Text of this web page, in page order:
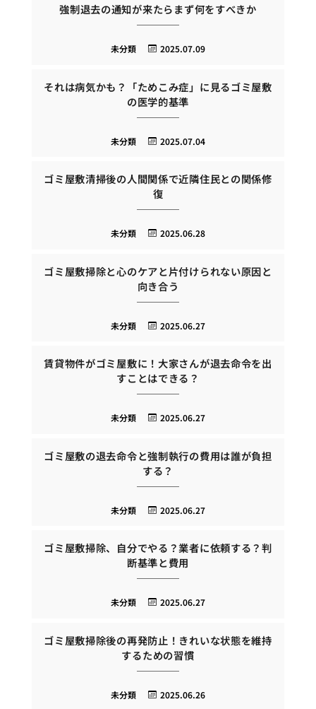
強制退去の通知が来たらまず何をすべきか
2025.07.09
未分類
それは病気かも？「ためこみ症」に見るゴミ屋敷
の医学的基準
2025.07.04
未分類
ゴミ屋敷清掃後の人間関係で近隣住民との関係修
復
2025.06.28
未分類
ゴミ屋敷掃除と心のケアと片付けられない原因と
向き合う
2025.06.27
未分類
賃貸物件がゴミ屋敷に！大家さんが退去命令を出
すことはできる？
2025.06.27
未分類
ゴミ屋敷の退去命令と強制執行の費用は誰が負担
する？
2025.06.27
未分類
ゴミ屋敷掃除、自分でやる？業者に依頼する？判
断基準と費用
2025.06.27
未分類
ゴミ屋敷掃除後の再発防止！きれいな状態を維持
するための習慣
2025.06.26
未分類